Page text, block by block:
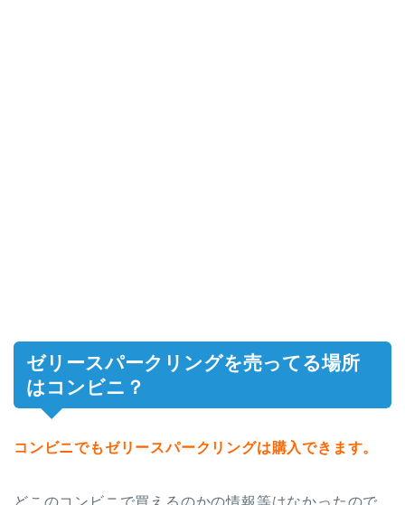
ゼリースパークリングを売ってる場所
はコンビニ？
コンビニでもゼリースパークリングは購入できます。
どこのコンビニで買えるのかの情報等はなかったので